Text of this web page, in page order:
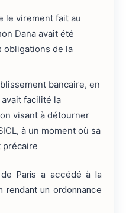
le virement fait au
Dana avait été
obligations de la
bancaire, en
facilité la
visant à détourner
à un moment où sa
précaire
Paris a accédé à la
rendant un ordonnance